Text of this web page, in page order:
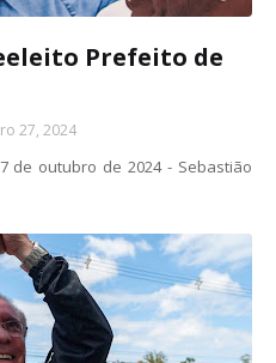
Prefeito de
27, 2024
de outubro de 2024 - Sebastião